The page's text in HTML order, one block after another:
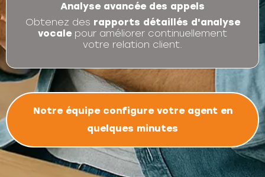
Analyse avancée des appels
Obtenez des rapports détaillés d'analyse
vocale pour améliorer continuellement
votre relation client.
Notre équipe configure votre agent en
quelques minutes